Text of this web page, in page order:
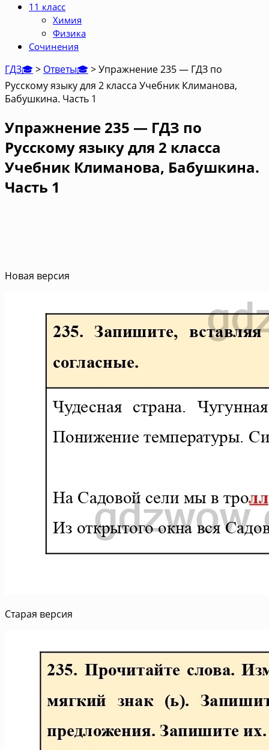
11 класс
Химия
Физика
Сочинения
ГДЗ🎓> Ответы🎓>Упражнение 235 — ГДЗ по
Русскому языку для 2 класса Учебник Климанова,
Бабушкина. Часть 1
Упражнение 235 — ГДЗ по
Русскому языку для 2 класса
Учебник Климанова, Бабушкина.
Часть 1
Новая версия
Старая версия